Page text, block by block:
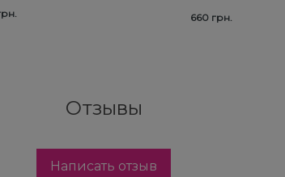
660 грн.
Отзывы
Написать отзыв